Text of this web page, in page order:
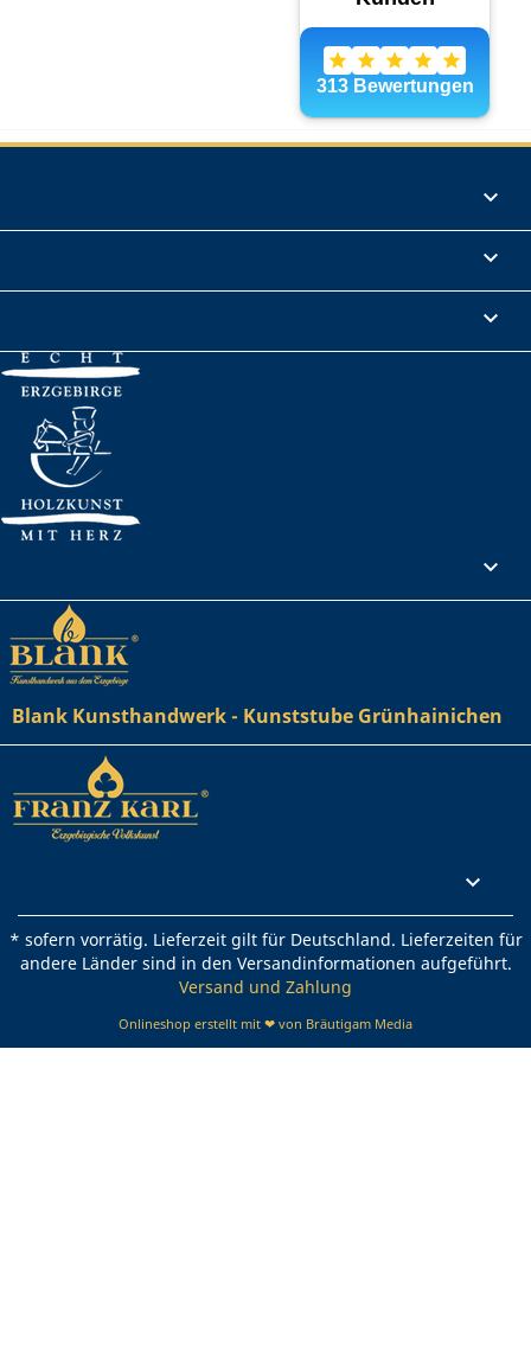




Blank Kunsthandwerk - Kunststube Grünhainichen

* sofern vorrätig. Lieferzeit gilt für Deutschland. Lieferzeiten für
andere Länder sind in den Versandinformationen aufgeführt.
Versand und Zahlung
Onlineshop erstellt mit ❤ von Bräutigam Media